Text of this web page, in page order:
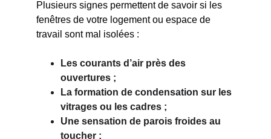
Plusieurs signes permettent de savoir si les
fenêtres de votre logement ou espace de
travail sont mal isolées :
Les courants d’air près des
ouvertures ;
La formation de condensation sur les
vitrages ou les cadres ;
Une sensation de parois froides au
toucher ;